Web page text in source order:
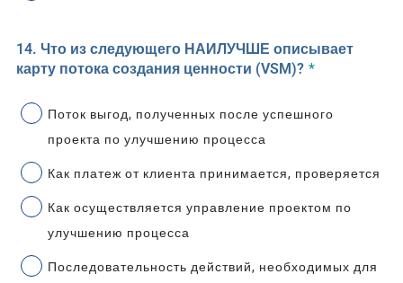
14. Что из следующего НАИЛУЧШЕ описывает
карту потока создания ценности (VSM)? *
Поток выгод, полученных после успешного
проекта по улучшению процесса
Как платеж от клиента принимается, проверяется
Как осуществляется управление проектом по
улучшению процесса
Последовательность действий, необходимых для